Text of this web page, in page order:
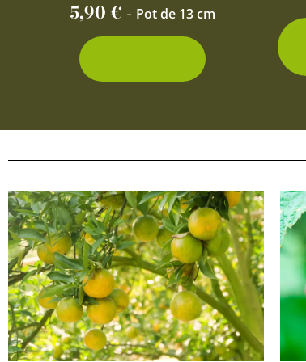
5,90€ - Pot de 13 cm